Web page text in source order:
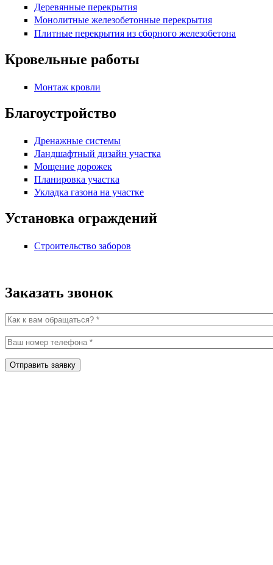
Деревянные перекрытия
Монолитные железобетонные перекрытия
Плитные перекрытия из сборного железобетона
Кровельные работы
Монтаж кровли
Благоустройство
Дренажные системы
Ландшафтный дизайн участка
Мощение дорожек
Планировка участка
Укладка газона на участке
Установка ограждений
Строительство заборов
Заказать звонок
Как к вам обращаться?
Ваш номер телефона